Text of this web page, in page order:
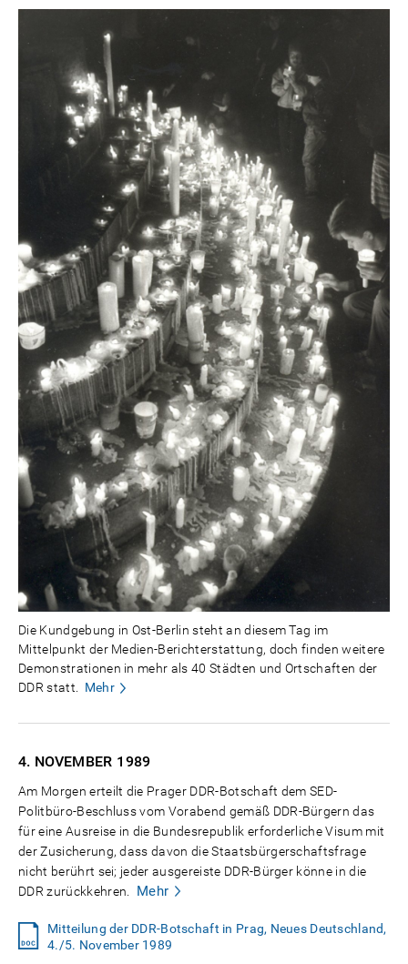
Die Kundgebung in Ost-Berlin steht an diesem Tag im
Mittelpunkt der Medien-Berichterstattung, doch finden weitere
Demonstrationen in mehr als 40 Städten und Ortschaften der
DDR statt. Mehr
4. NOVEMBER 1989
Am Morgen erteilt die Prager DDR-Botschaft dem SED-
Politbüro-Beschluss vom Vorabend gemäß DDR-Bürgern das
für eine Ausreise in die Bundesrepublik erforderliche Visum mit
der Zusicherung, dass davon die Staatsbürgerschaftsfrage
nicht berührt sei; jeder ausgereiste DDR-Bürger könne in die
DDR zurückkehren.
Mehr
Mitteilung der DDR-Botschaft in Prag, Neues Deutschland,
4./5. November 1989